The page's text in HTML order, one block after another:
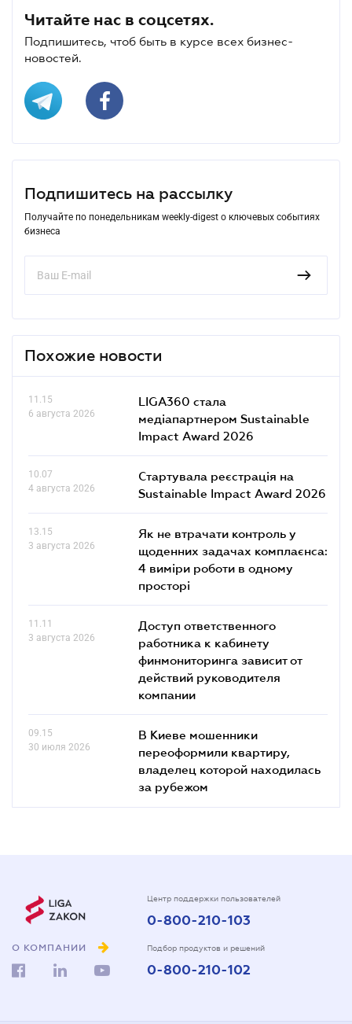
Читайте нас в соцсетях.
Подпишитесь, чтоб быть в курсе всех бизнес-
новостей.
Подпишитесь на рассылку
Получайте по понедельникам weekly-digest о ключевых событиях
бизнеса
Похожие новости
11.15
6 августа 2026
LIGA360 стала
медіапартнером Sustainable
Impact Award 2026
10.07
4 августа 2026
Стартувала реєстрація на
Sustainable Impact Award 2026
13.15
3 августа 2026
Як не втрачати контроль у
щоденних задачах комплаєнса:
4 виміри роботи в одному
просторі
11.11
3 августа 2026
Доступ ответственного
работника к кабинету
финмониторинга зависит от
действий руководителя
компании
09.15
30 июля 2026
В Киеве мошенники
переоформили квартиру,
владелец которой находилась
за рубежом
О КОМПАНИИ
Центр поддержки пользователей
0-800-210-103
Подбор продуктов и решений
0-800-210-102